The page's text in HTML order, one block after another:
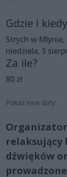
Gdzie i
Strych w
niedziela, 3
Za ile?
80 zł
Pokaż inne daty
relaksujący
dźwięków